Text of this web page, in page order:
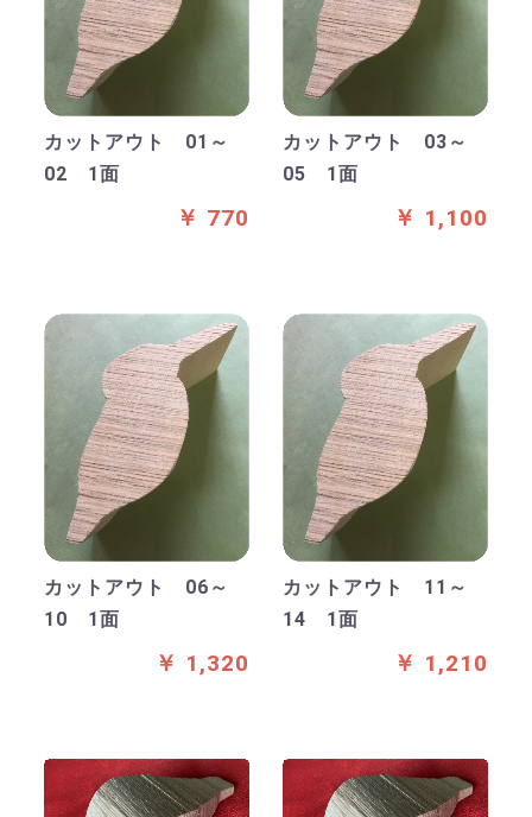
カットアウト 01～
02 1面
￥ 770
カットアウト 03～
05 1面
￥ 1,100
カットアウト 06～
10 1面
￥ 1,320
カットアウト 11～
14 1面
￥ 1,210